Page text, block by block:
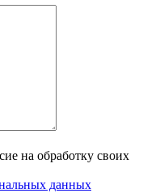
на обработку своих
данных